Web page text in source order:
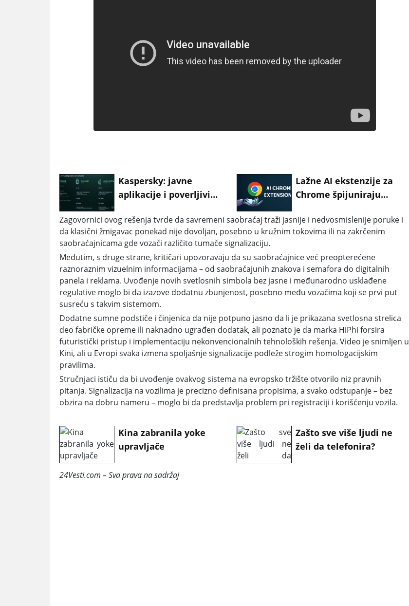
Kaspersky: javne
aplikacije i poverljivi
sajber napade
Lažne AI ekstenzije za
Chrome špijuniraju
Zagovornici ovog rešenja tvrde da savremeni saobraćaj traži jasnije i nedvosmislenije poruke i
da klasični žmigavac ponekad nije dovoljan, posebno u kružnim tokovima ili na zakrčenim
saobraćajnicama gde vozači različito tumače signalizaciju.
Međutim, s druge strane, kritičari upozoravaju da su saobraćajnice već preopterećene
raznoraznim vizuelnim informacijama – od saobraćajunih znakova i semafora do digitalnih
panela i reklama. Uvođenje novih svetlosnih simbola bez jasne i međunarodno usklađene
regulative moglo bi da izazove dodatnu zbunjenost, posebno među vozačima koji se prvi put
susreću s takvim sistemom.
Dodatne sumne podstiče i činjenica da nije potpuno jasno da li je prikazana svetlosna strelica
deo fabričke opreme ili naknadno ugrađen dodatak, ali poznato je da marka HiPhi forsira
futuristički pristup i implementaciju nekonvencionalnih tehnoloških rešenja. Video je snimljen u
Kini, ali u Evropi svaka izmena spoljašnje signalizacije podleže strogim homologacijskim
pravilima.
Stručnjaci ističu da bi uvođenje ovakvog sistema na evropsko tržište otvorilo niz pravnih
pitanja. Signalizacija na vozilima je precizno definisana propisima, a svako odstupanje – bez
obzira na dobru nameru – moglo bi da predstavlja problem pri registraciji i korišćenju vozila.
Kina zabranila yoke
upravljače
Zašto sve više ljudi ne
želi da telefonira?
24Vesti.com – Sva prava na sadržaj